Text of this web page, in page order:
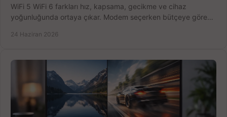
WiFi 5 WiFi 6 farkları hız, kapsama, gecikme ve cihaz
yoğunluğunda ortaya çıkar. Modem seçerken bütçeye göre
24 Haziran 2026